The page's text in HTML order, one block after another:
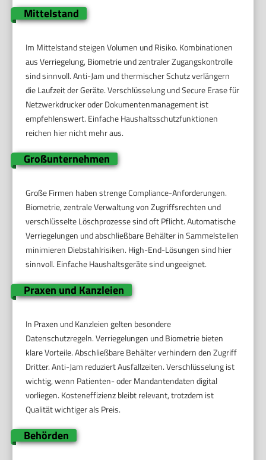
Mittelstand
Im Mittelstand steigen Volumen und Risiko. Kombinationen
aus Verriegelung, Biometrie und zentraler Zugangskontrolle
sind sinnvoll. Anti-Jam und thermischer Schutz verlängern
die Laufzeit der Geräte. Verschlüsselung und Secure Erase für
Netzwerkdrucker oder Dokumentenmanagement ist
empfehlenswert. Einfache Haushaltsschutzfunktionen
reichen hier nicht mehr aus.
Großunternehmen
Große Firmen haben strenge Compliance-Anforderungen.
Biometrie, zentrale Verwaltung von Zugriffsrechten und
verschlüsselte Löschprozesse sind oft Pflicht. Automatische
Verriegelungen und abschließbare Behälter in Sammelstellen
minimieren Diebstahlrisiken. High-End-Lösungen sind hier
sinnvoll. Einfache Haushaltsgeräte sind ungeeignet.
Praxen und Kanzleien
In Praxen und Kanzleien gelten besondere
Datenschutzregeln. Verriegelungen und Biometrie bieten
klare Vorteile. Abschließbare Behälter verhindern den Zugriff
Dritter. Anti-Jam reduziert Ausfallzeiten. Verschlüsselung ist
wichtig, wenn Patienten- oder Mandantendaten digital
vorliegen. Kosteneffizienz bleibt relevant, trotzdem ist
Qualität wichtiger als Preis.
Behörden